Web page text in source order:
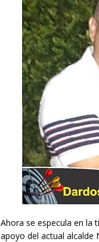
Ahora se especula en la
apoyo del actual alcalde